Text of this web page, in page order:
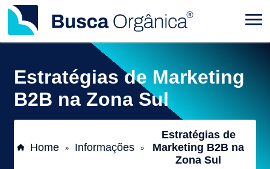
Estratégias de Marketing
B2B na Zona Sul
Home » Informações »
Estratégias de
Marketing B2B na
Zona Sul